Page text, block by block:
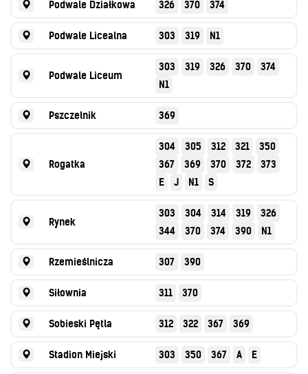
Podwale Działkowa 326 370 374
Podwale Licealna 303 319 N1
Podwale Liceum
303 319 326 370
374
N1
Pszczelnik 369
Rogatka
304 305 312 321
350
367
369 370 372
373
E
J N1 S
Rynek
303 304 314 319
326
344
370 374 390 N1
Rzemieślnicza 307 390
Siłownia 311 370
Sobieski Pętla 312 322 367 369
Stadion Miejski 303 350 367 A E